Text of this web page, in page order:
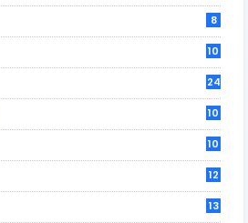
8
10
24
10
10
12
13